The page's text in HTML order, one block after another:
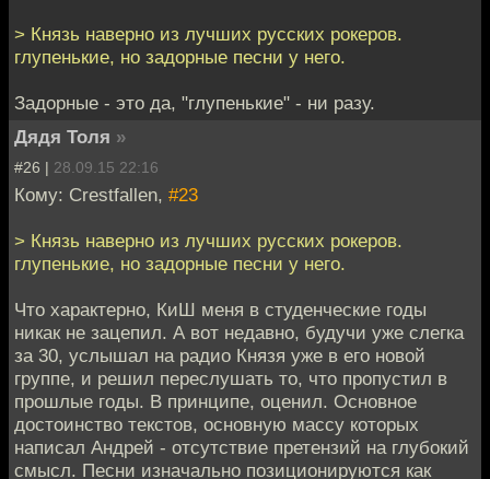
> Князь наверно из лучших русских рокеров.
глупенькие, но задорные песни у него.
Задорные - это да, "глупенькие" - ни разу.
Дядя Толя »
#26 | 28.09.15 22:16
Кому: Crestfallen, #23
> Князь наверно из лучших русских рокеров.
глупенькие, но задорные песни у него.
Что характерно, КиШ меня в студенческие годы
никак не зацепил. А вот недавно, будучи уже слегка
за 30, услышал на радио Князя уже в его новой
группе, и решил переслушать то, что пропустил в
прошлые годы. В принципе, оценил. Основное
достоинство текстов, основную массу которых
написал Андрей - отсутствие претензий на глубокий
смысл. Песни изначально позиционируются как